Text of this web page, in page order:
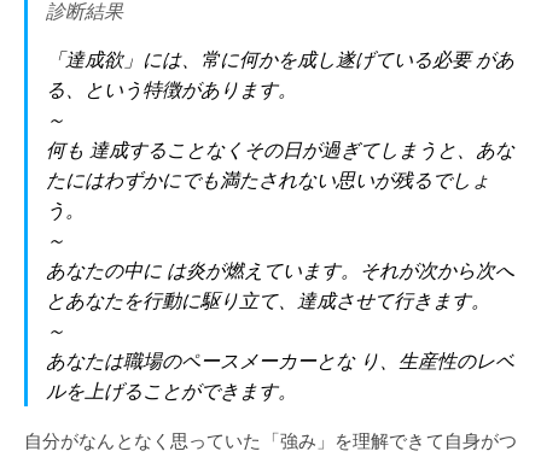
診断結果
「達成欲」には、常に何かを成し遂げている必要 があ
る、という特徴があります。
～
何も 達成することなくその日が過ぎてしまうと、あな
たにはわずかにでも満たされない思いが残るでしょ
う。
～
あなたの中に は炎が燃えています。それが次から次へ
とあなたを行動に駆り立て、達成させて行きます。
～
あなたは職場のペースメーカーとな り、生産性のレベ
ルを上げることができます。
自分がなんとなく思っていた「強み」を理解できて自身がつ